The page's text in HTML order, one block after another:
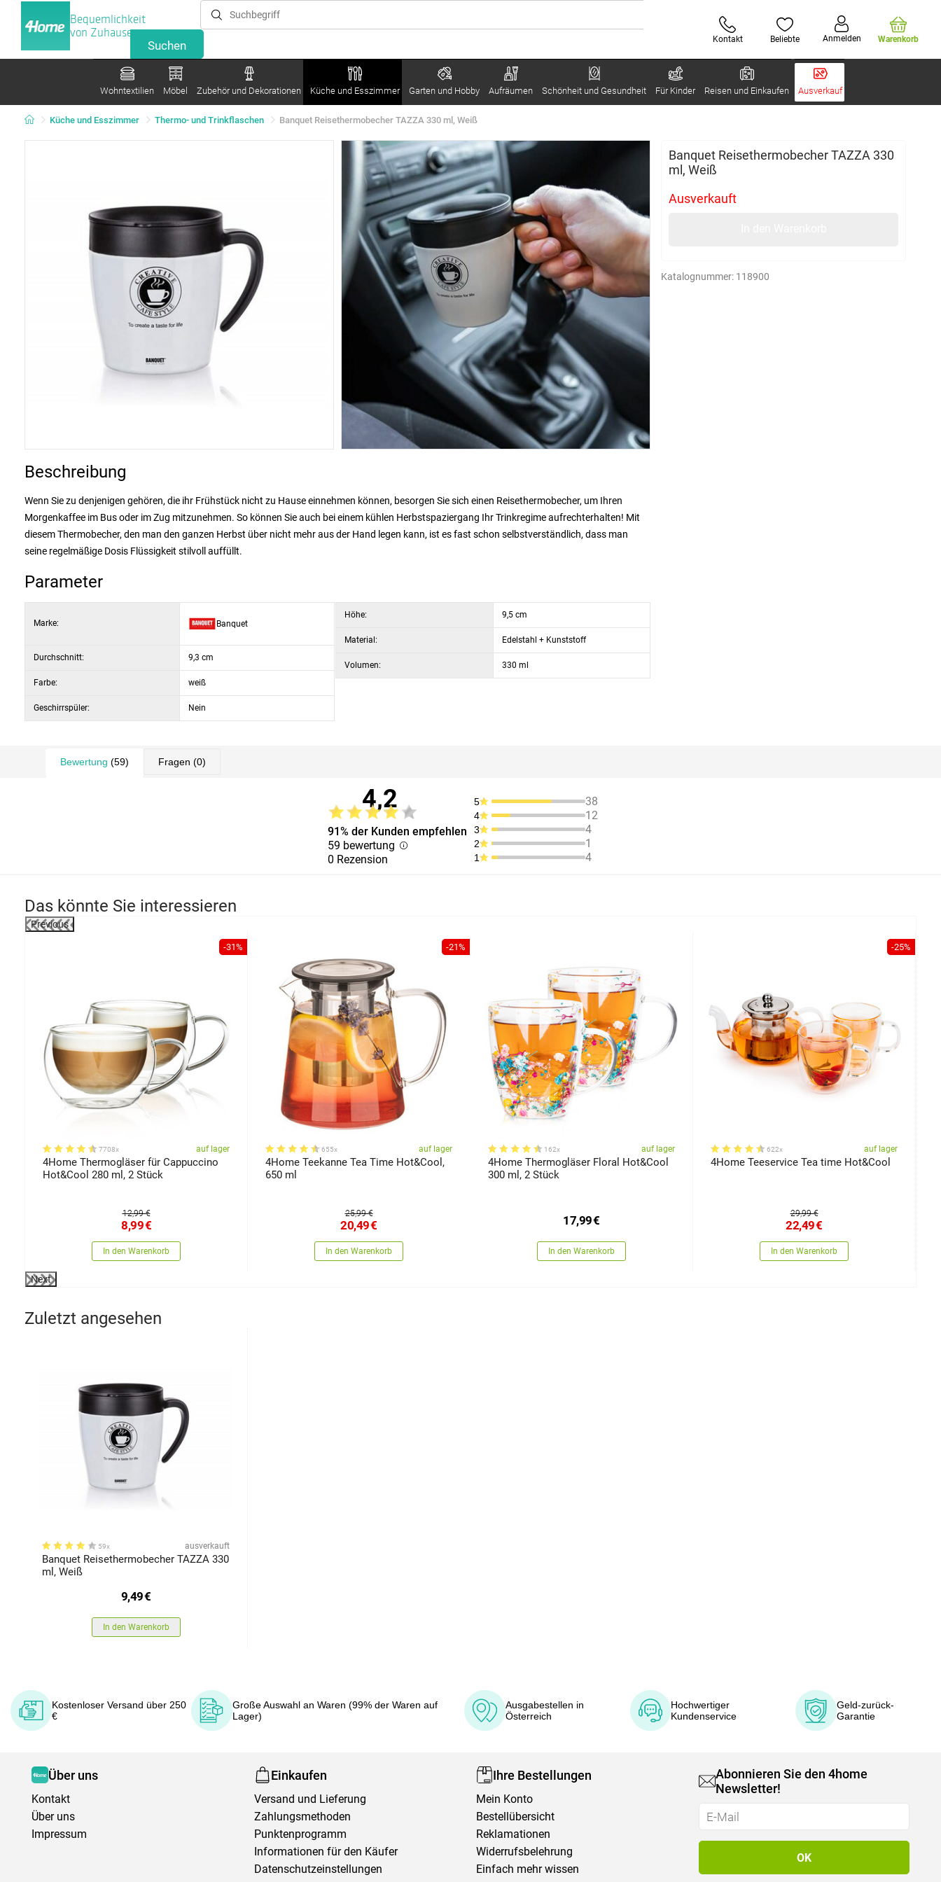
Bequemlichkeit
von Zuhause
Kontakt Beliebte Anmelden Warenkorb
Wohntextilien Möbel Zubehör und Dekorationen Küche und Esszimmer Garten und Hobby Aufräumen Schönheit und Gesundheit Für Kinder Reisen und Einkaufen Ausverkauf
Küche und Esszimmer Thermo- und Trinkflaschen Banquet Reisethermobecher TAZZA 330 ml, Weiß
Banquet Reisethermobecher TAZZA 330
ml, Weiß
Ausverkauft
Katalognummer: 118900
Beschreibung
Wenn Sie zu denjenigen gehören, die ihr Frühstück nicht zu Hause einnehmen können, besorgen Sie sich einen Reisethermobecher, um Ihren
Morgenkaffee im Bus oder im Zug mitzunehmen. So können Sie auch bei einem kühlen Herbstspaziergang Ihr Trinkregime aufrechterhalten! Mit
diesem Thermobecher, den man den ganzen Herbst über nicht mehr aus der Hand legen kann, ist es fast schon selbstverständlich, dass man
seine regelmäßige Dosis Flüssigkeit stilvoll auffüllt.
Parameter
Marke: Banquet
Durchschnitt: 9,3 cm
Farbe: weiß
Geschirrspüler: Nein
Höhe: 9,5 cm
Material: Edelstahl + Kunststoff
Volumen: 330 ml
Bewertung (59) Fragen (0)
4,2
91% der Kunden empfehlen
59 bewertung
0 Rezension
5 38
4 12
3 4
2 1
1 4
Das könnte Sie interessieren
Previous
-31%
7708x auf lager
4Home Thermogläser für Cappuccino
Hot&Cool 280 ml, 2 Stück
12,99 €
8,99€
In den Warenkorb
-21%
655x auf lager
4Home Teekanne Tea Time Hot&Cool,
650 ml
25,99 €
20,49€
In den Warenkorb
162x auf lager
4Home Thermogläser Floral Hot&Cool
300 ml, 2 Stück
17,99€
In den Warenkorb
-25%
622x auf lager
4Home Teeservice Tea time Hot&Cool
29,99 €
22,49€
In den Warenkorb
Next
Zuletzt angesehen
59x ausverkauft
Banquet Reisethermobecher TAZZA 330
ml, Weiß
9,49€
In den Warenkorb
Kostenloser Versand über 250
€
Große Auswahl an Waren (99% der Waren auf
Lager)
Ausgabestellen in
Österreich
Hochwertiger
Kundenservice
Geld-zurück-
Garantie
Über uns
Kontakt
Über uns
Impressum
Einkaufen
Versand und Lieferung
Zahlungsmethoden
Punktenprogramm
Informationen für den Käufer
Datenschutzeinstellungen
Ihre Bestellungen
Mein Konto
Bestellübersicht
Reklamationen
Widerrufsbelehrung
Einfach mehr wissen
Abonnieren Sie den 4home
Newsletter!